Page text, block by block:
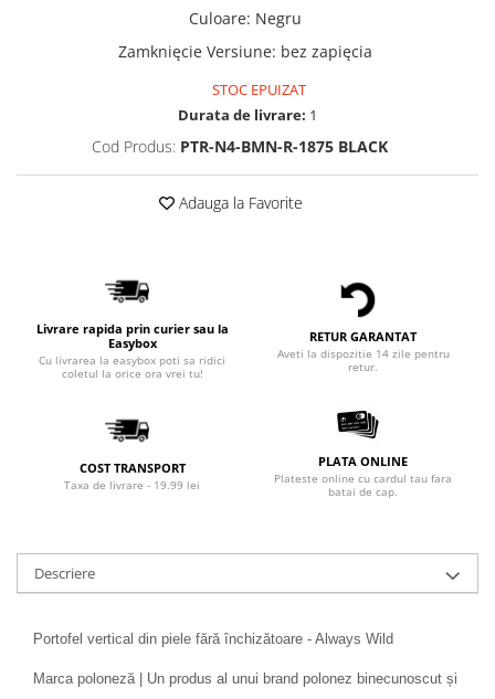
Culoare: Negru
Zamknięcie Versiune: bez zapięcia
STOC EPUIZAT
Durata de livrare: 1
Cod Produs: PTR-N4-BMN-R-1875 BLACK
Adauga la Favorite
Livrare rapida prin curier sau la
Easybox
Cu livrarea la easybox poti sa ridici
coletul la orice ora vrei tu!
RETUR GARANTAT
Aveti la dispozitie 14 zile pentru
retur.
COST TRANSPORT
Taxa de livrare - 19.99 lei
PLATA ONLINE
Plateste online cu cardul tau fara
batai de cap.
Descriere
Portofel vertical din piele fără închizătoare - Always Wild
Marca poloneză | Un produs al unui brand polonez binecunoscut și